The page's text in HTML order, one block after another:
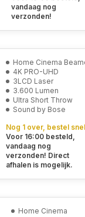
vandaag nog
verzonden!
Home Cinema
4K PRO-UHD
3LCD Laser
3.600 Lumen
Ultra Short Throw
Sound by Bose
Nog 1 over, bestel
Voor 16:00 besteld,
vandaag nog
verzonden! Direct
afhalen is mogelijk.
Home Cinema